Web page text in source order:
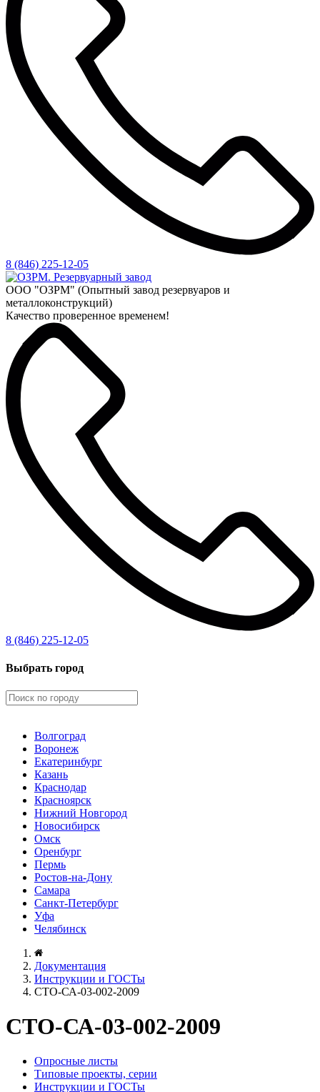
8 (846) 225-12-05
ООО "ОЗРМ" (Опытный завод резервуаров и
металлоконструкций)
Качество проверенное временем!
8 (846) 225-12-05
Выбрать город
Волгоград
Воронеж
Екатеринбург
Казань
Краснодар
Красноярск
Нижний Новгород
Новосибирск
Омск
Оренбург
Пермь
Ростов-на-Дону
Самара
Санкт-Петербург
Уфа
Челябинск
Документация
Инструкции и ГОСТы
СТО-СА-03-002-2009
СТО-СА-03-002-2009
Опросные листы
Типовые проекты, серии
Инструкции и ГОСТы